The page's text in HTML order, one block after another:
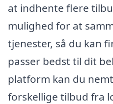
at indhente flere
mulighed for at
tjenester, så du kan
passer bedst til dit
platform kan du
forskellige tilbud fra